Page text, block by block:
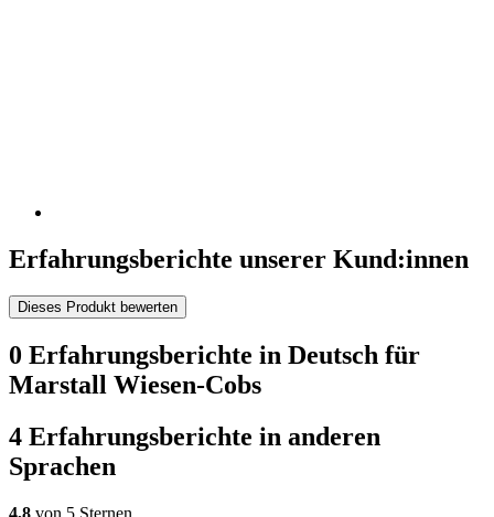
Erfahrungsberichte unserer Kund:innen
Dieses Produkt bewerten
0 Erfahrungsberichte in Deutsch für
Marstall Wiesen-Cobs
4 Erfahrungsberichte in anderen
Sprachen